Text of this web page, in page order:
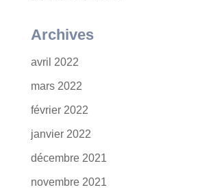
Archives
avril 2022
mars 2022
février 2022
janvier 2022
décembre 2021
novembre 2021